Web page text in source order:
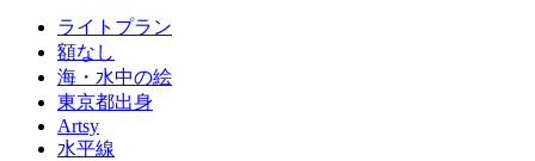
ライトプラン
額なし
海・水中の絵
東京都出身
Artsy
水平線